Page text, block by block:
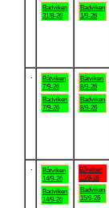
Badviken
31/8-26
Badviken
1/9-26
Båtviken
7/9-26
Badviken
7/9-26
Båtviken
8/9-26
Badviken
8/9-26
Båtviken
14/9-26
Badviken
14/9-26
Båtviken
15/9-26
Badviken
15/9-26